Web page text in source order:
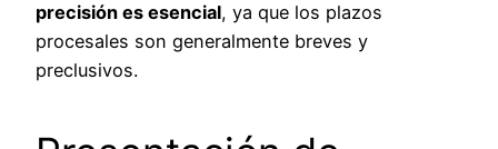
precisión es esencial, ya que los plazos
procesales son generalmente breves y
preclusivos.